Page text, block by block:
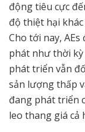
động tiêu cực
độ thiệt hại
Cho tới nay,
phát như thời kỳ
phát triển vẫn
sản lượng thấp
đang phát triển
leo thang giá cả